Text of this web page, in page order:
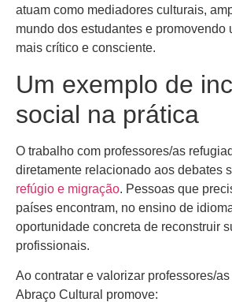
atuam como mediadores culturais,
mundo dos estudantes e promovendo
mais crítico e consciente.
Um exemplo de
social na prática
O trabalho com professores/as
diretamente relacionado aos debates
refúgio e migração. Pessoas que
países encontram, no ensino de
oportunidade concreta de reconstruir
profissionais.
Ao contratar e valorizar professores/
Abraço Cultural promove: